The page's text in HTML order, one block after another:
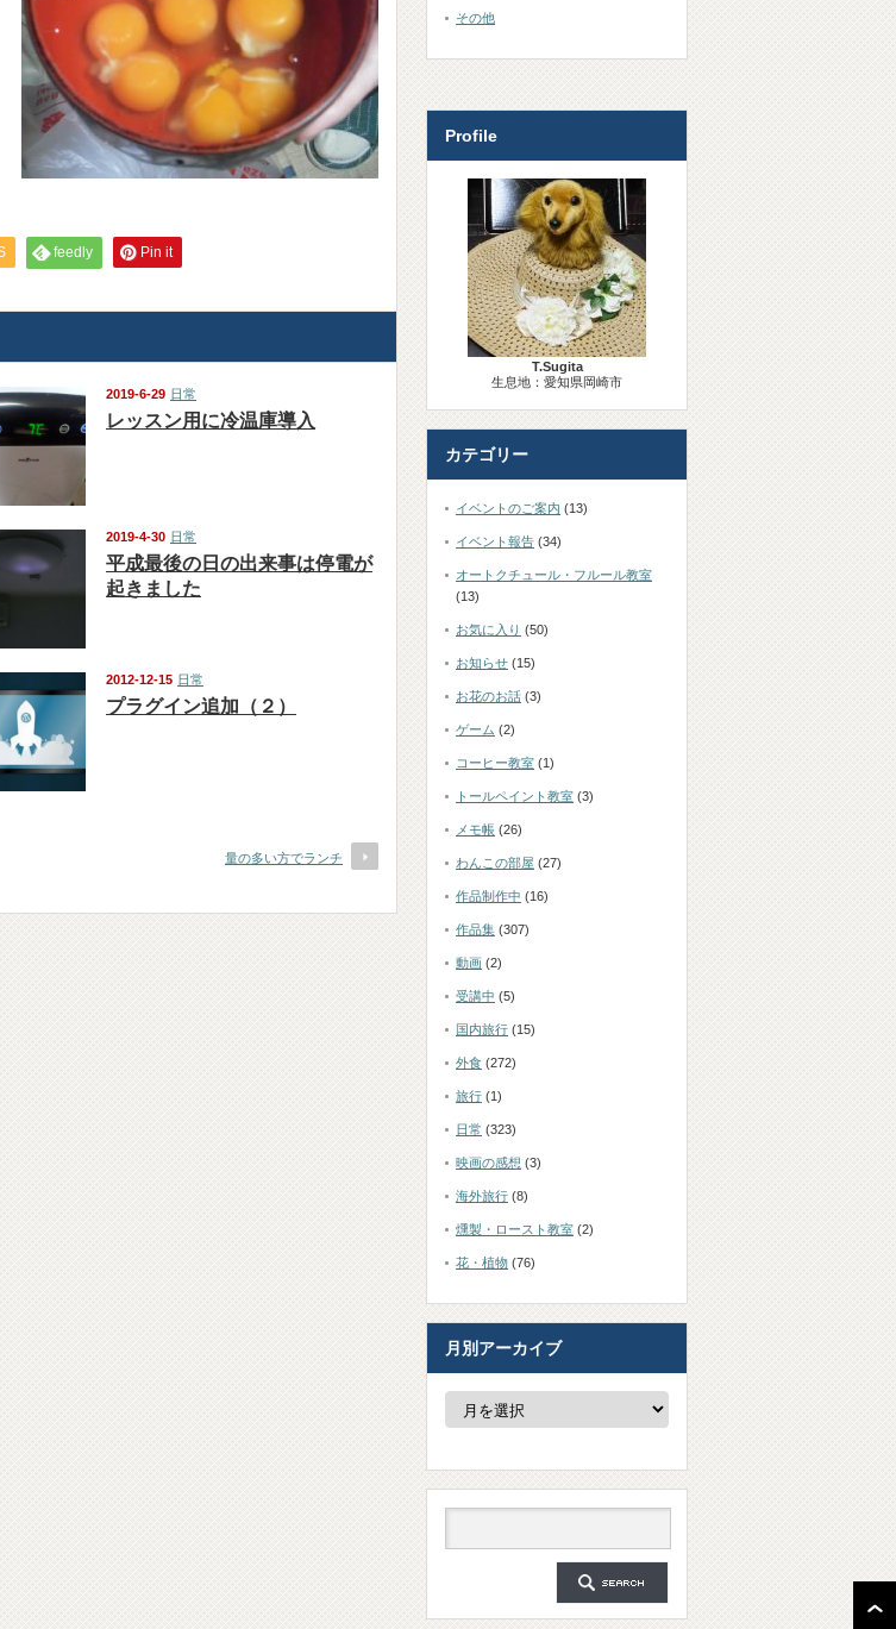
feedly Pin it
2019-6-29 日常
レッスン用に冷温庫導入
2019-4-30 日常
平成最後の日の出来事は停電が
起きました
2012-12-15 日常
プラグイン追加（２）
量の多い方でランチ
その他
Profile
T.Sugita
生息地：愛知県岡崎市
カテゴリー
イベントのご案内 (13)
イベント報告 (34)
オートクチュール・フルール教室
(13)
お気に入り (50)
お知らせ (15)
お花のお話 (3)
ゲーム (2)
コーヒー教室 (1)
トールペイント教室 (3)
メモ帳 (26)
わんこの部屋 (27)
作品制作中 (16)
作品集 (307)
動画 (2)
受講中 (5)
国内旅行 (15)
外食 (272)
旅行 (1)
日常 (323)
映画の感想 (3)
海外旅行 (8)
燻製・ロースト教室 (2)
花・植物 (76)
月別アーカイブ
月
カ
イ
ブ